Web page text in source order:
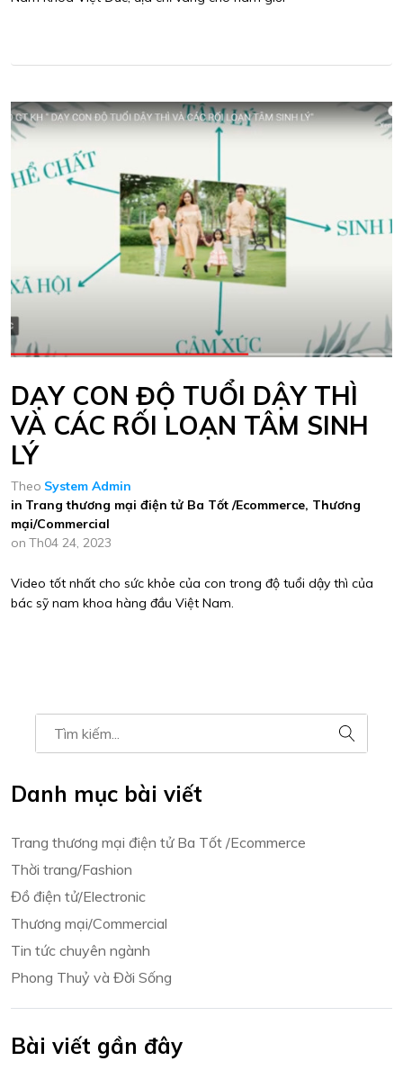
DẠY CON ĐỘ TUỔI DẬY THÌ
VÀ CÁC RỐI LOẠN TÂM SINH
LÝ
Theo System Admin
in Trang thương mại điện tử Ba Tốt /Ecommerce, Thương
mại/Commercial
on Th04 24, 2023
Video tốt nhất cho sức khỏe của con trong độ tuổi dậy thì của
bác sỹ nam khoa hàng đầu Việt Nam.
Danh mục bài viết
Trang thương mại điện tử Ba Tốt /Ecommerce
Thời trang/Fashion
Đồ điện tử/Electronic
Thương mại/Commercial
Tin tức chuyên ngành
Phong Thuỷ và Đời Sống
Bài viết gần đây